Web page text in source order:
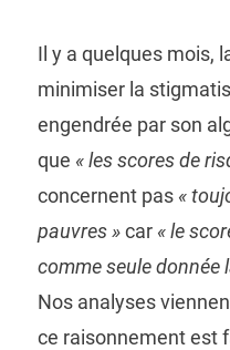
Il y a quelques mois,
minimiser la
engendrée par son
que « les scores de
concernent pas «
pauvres »car « le
comme seule donnée
Nos analyses
ce raisonnement est